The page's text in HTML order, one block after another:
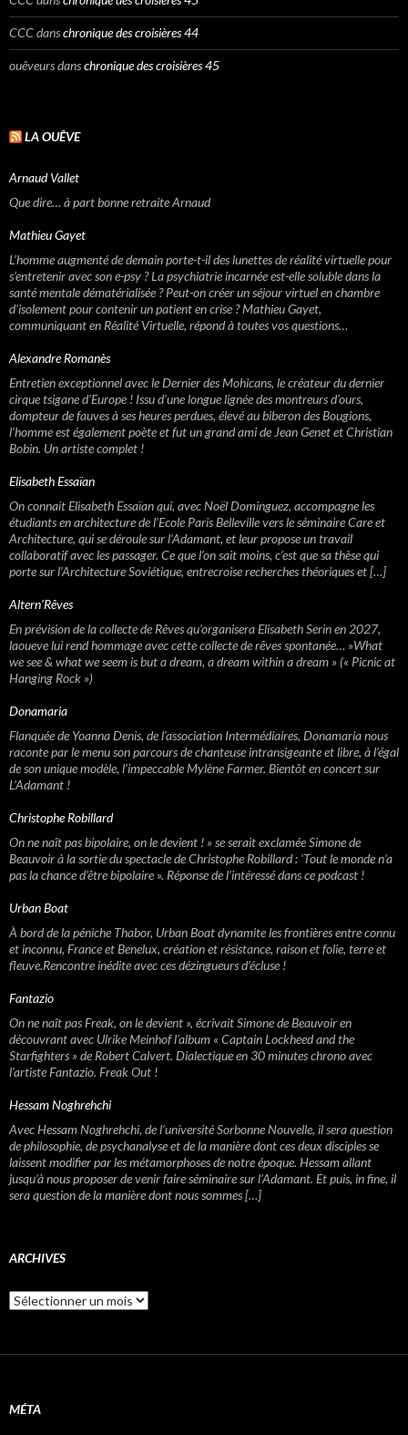
CCCdanschronique des croisières 44
ouêveursdanschronique des croisières 45
LA OUÊVE
Arnaud Vallet
Que dire… à part bonne retraite Arnaud
Mathieu Gayet
L’homme augmenté de demain porte-t-il des lunettes de réalité virtuelle pour
s’entretenir avec son e-psy ? La psychiatrie incarnée est-elle soluble dans la
santé mentale dématérialisée ? Peut-on créer un séjour virtuel en chambre
d’isolement pour contenir un patient en crise ? Mathieu Gayet,
communiquant en Réalité Virtuelle, répond à toutes vos questions…
Alexandre Romanès
Entretien exceptionnel avec le Dernier des Mohicans, le créateur du dernier
cirque tsigane d’Europe ! Issu d’une longue lignée des montreurs d’ours,
dompteur de fauves à ses heures perdues, élevé au biberon des Bougions,
l’homme est également poète et fut un grand ami de Jean Genet et Christian
Bobin. Un artiste complet !
Elisabeth Essaïan
On connait Elisabeth Essaïan qui, avec Noël Dominguez, accompagne les
étudiants en architecture de l’Ecole Paris Belleville vers le séminaire Care et
Architecture, qui se déroule sur l’Adamant, et leur propose un travail
collaboratif avec les passager. Ce que l’on sait moins, c’est que sa thèse qui
porte sur l’Architecture Soviétique, entrecroise recherches théoriques et […]
Altern’Rêves
En prévision de la collecte de Rêves qu’organisera Elisabeth Serin en 2027,
laoueve lui rend hommage avec cette collecte de rêves spontanée… »What
we see & what we seem is but a dream, a dream within a dream » (« Picnic at
Hanging Rock »)
Donamaria
Flanquée de Yoanna Denis, de l’association Intermédiaires, Donamaria nous
raconte par le menu son parcours de chanteuse intransigeante et libre, à l’égal
de son unique modèle, l’impeccable Mylène Farmer. Bientôt en concert sur
L’Adamant !
Christophe Robillard
On ne naît pas bipolaire, on le devient ! » se serait exclamée Simone de
Beauvoir à la sortie du spectacle de Christophe Robillard : ‘Tout le monde n’a
pas la chance d’être bipolaire ». Réponse de l’intéressé dans ce podcast !
Urban Boat
À bord de la péniche Thabor, Urban Boat dynamite les frontières entre connu
et inconnu, France et Benelux, création et résistance, raison et folie, terre et
fleuve.Rencontre inédite avec ces dézingueurs d’écluse !
Fantazio
On ne naît pas Freak, on le devient », écrivait Simone de Beauvoir en
découvrant avec Ulrike Meinhof l’album « Captain Lockheed and the
Starfighters » de Robert Calvert. Dialectique en 30 minutes chrono avec
l’artiste Fantazio. Freak Out !
Hessam Noghrehchi
Avec Hessam Noghrehchi, de l’université Sorbonne Nouvelle, il sera question
de philosophie, de psychanalyse et de la manière dont ces deux disciples se
laissent modifier par les métamorphoses de notre époque. Hessam allant
jusqu’à nous proposer de venir faire séminaire sur l’Adamant. Et puis, in fine, il
sera question de la manière dont nous sommes […]
ARCHIVES
A
r
s
MÉTA